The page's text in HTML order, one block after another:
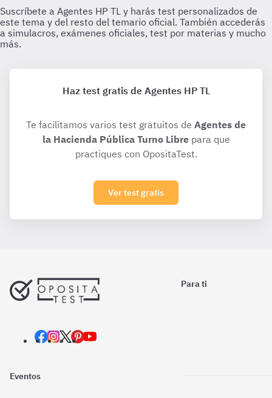
Haz test gratis de Agentes HP TL
Te facilitamos varios test gratuitos de Agentes de
la Hacienda Pública Turno Librepara que
practiques con OpositaTest.
Ver test gratis
Para ti
Eventos